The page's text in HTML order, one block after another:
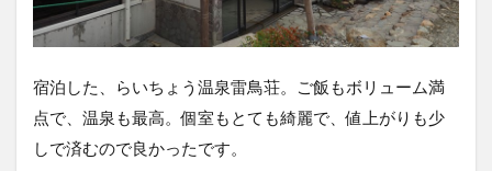
宿泊した、らいちょう温泉雷鳥荘。ご飯もボリューム満
点で、温泉も最高。個室もとても綺麗で、値上がりも少
しで済むので良かったです。